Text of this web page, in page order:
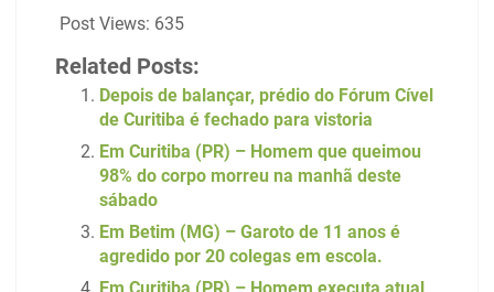
Post Views: 635
Related Posts:
Depois de balançar, prédio do Fórum Cível
de Curitiba é fechado para vistoria
Em Curitiba (PR) – Homem que queimou
98% do corpo morreu na manhã deste
sábado
Em Betim (MG) – Garoto de 11 anos é
agredido por 20 colegas em escola.